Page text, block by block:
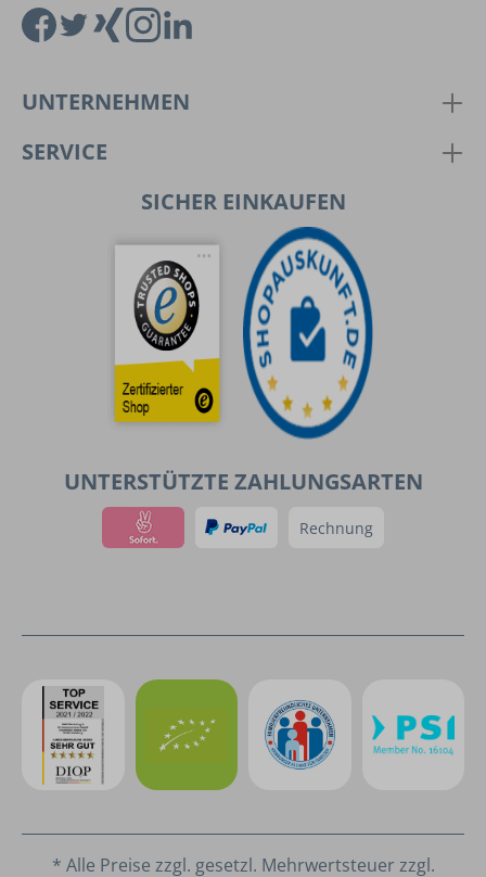
UNTERNEHMEN
SERVICE
SICHER EINKAUFEN
UNTERSTÜTZTE ZAHLUNGSARTEN
Rechnung
* Alle Preise zzgl. gesetzl. Mehrwertsteuer zzgl.